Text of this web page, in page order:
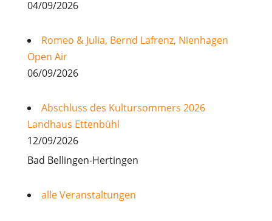
04/09/2026
Romeo & Julia, Bernd Lafrenz, Nienhagen
Open Air
06/09/2026
Abschluss des Kultursommers 2026
Landhaus Ettenbühl
12/09/2026
Bad Bellingen-Hertingen
alle Veranstaltungen